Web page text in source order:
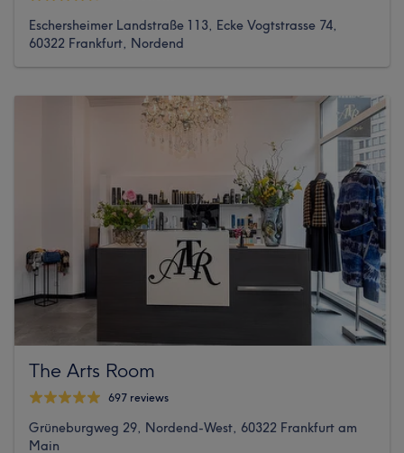
Eschersheimer Landstraße 113, Ecke Vogtstrasse 74,
60322 Frankfurt, Nordend
The Arts Room
697 reviews
Grüneburgweg 29, Nordend-West, 60322 Frankfurt am
Main